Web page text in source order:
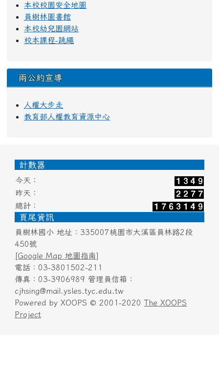
本校校園安全地圖
員樹林圖書館
本校幼兒園網站
校本課程-跳繩
兩公約宣導
人權大步走
教育部人權教育資源中心
頁尾區域內容
計數器
今天：
昨天：
總計：
頁尾資訊
員樹林國小 地址：335007桃園市大溪區員林路2段
450號
[Google Map 地圖指南]
電話：03-3801502-211
傳真：03-3906989 管理員信箱：
cjhsing@mail.ysles.tyc.edu.tw
Powered by XOOPS © 2001-2020 The XOOPS
Project